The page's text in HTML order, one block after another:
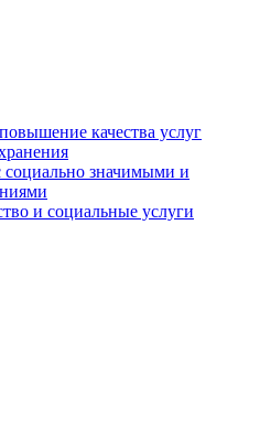
качества услуг
значимыми и
и социальные услуги